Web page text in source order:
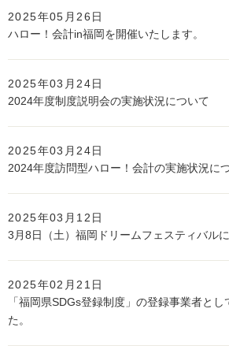
2025年05月26日
ハロー！会計in福岡を開催いたします。
2025年03月24日
2024年度制度説明会の実施状況について
2025年03月24日
2024年度訪問型ハロー！会計の実施状況に
2025年03月12日
3月8日（土）福岡ドリームフェスティバルに
2025年02月21日
「福岡県SDGs登録制度」の登録事業者とし
た。